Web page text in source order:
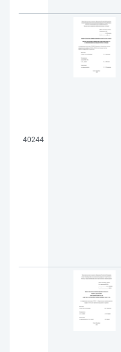
40244